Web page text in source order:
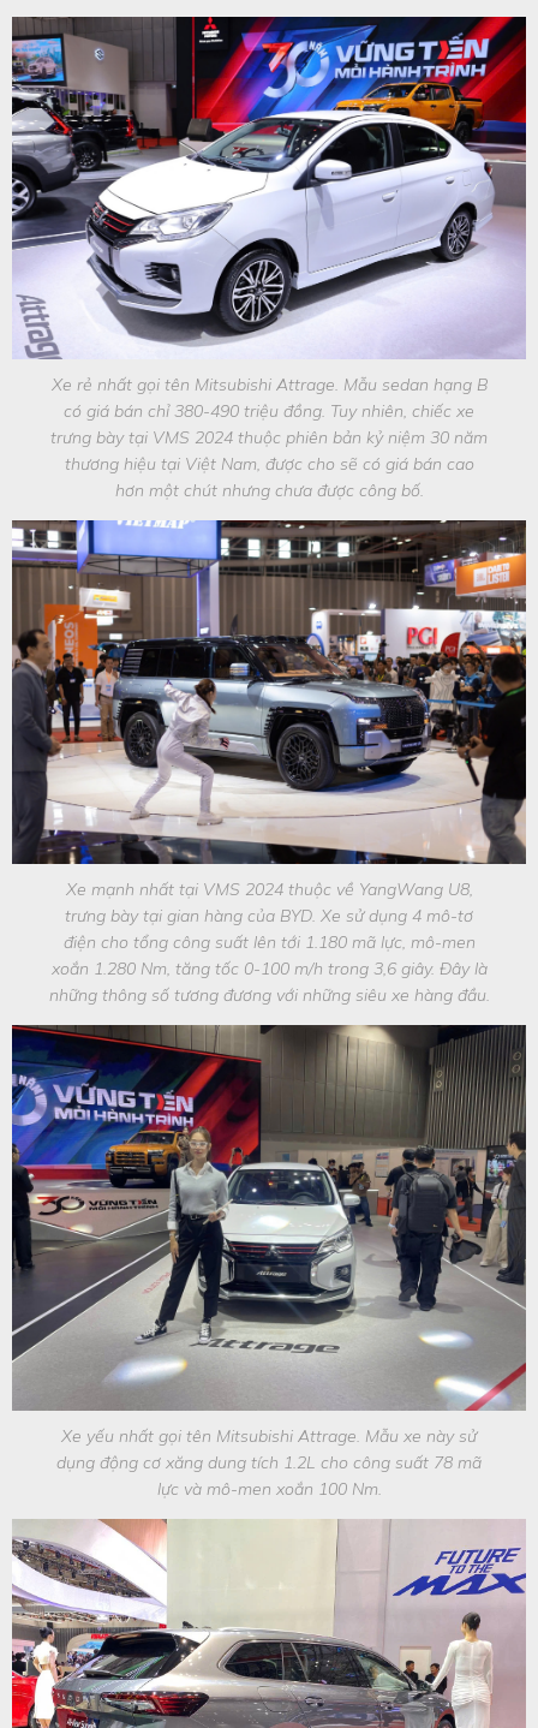
Xe rẻ nhất gọi tên Mitsubishi Attrage. Mẫu sedan hạng B
có giá bán chỉ 380-490 triệu đồng. Tuy nhiên, chiếc xe
trưng bày tại VMS 2024 thuộc phiên bản kỷ niệm 30 năm
thương hiệu tại Việt Nam, được cho sẽ có giá bán cao
hơn một chút nhưng chưa được công bố.
Xe mạnh nhất tại VMS 2024 thuộc về YangWang U8,
trưng bày tại gian hàng của BYD. Xe sử dụng 4 mô-tơ
điện cho tổng công suất lên tới 1.180 mã lực, mô-men
xoắn 1.280 Nm, tăng tốc 0-100 m/h trong 3,6 giây. Đây là
những thông số tương đương với những siêu xe hàng đầu.
Xe yếu nhất gọi tên Mitsubishi Attrage. Mẫu xe này sử
dụng động cơ xăng dung tích 1.2L cho công suất 78 mã
lực và mô-men xoắn 100 Nm.